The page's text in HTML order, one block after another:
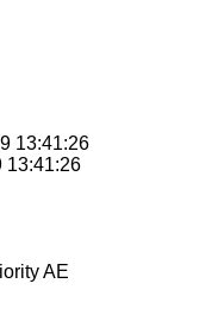
13:41:26
13:41:26
AE